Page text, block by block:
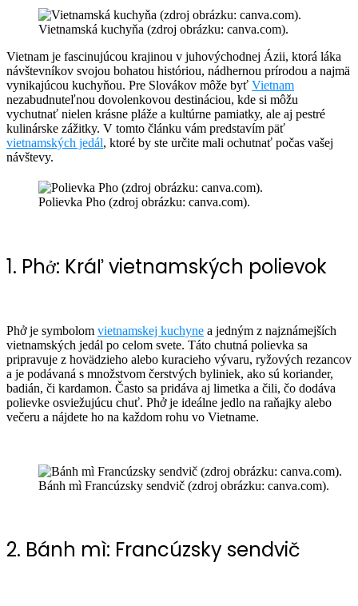
Vietnamská kuchyňa (zdroj obrázku: canva.com).
Vietnam je fascinujúcou krajinou v juhovýchodnej Ázii, ktorá láka
návštevníkov svojou bohatou históriou, nádhernou prírodou a najmä
vynikajúcou kuchyňou. Pre Slovákov môže byť Vietnam
nezabudnuteľnou dovolenkovou destináciou, kde si môžu
vychutnať nielen krásne pláže a kultúrne pamiatky, ale aj pestré
kulinárske zážitky. V tomto článku vám predstavím päť
vietnamských jedál, ktoré by ste určite mali ochutnať počas vašej
návštevy.
Polievka Pho (zdroj obrázku: canva.com).
1. Phở: Kráľ vietnamských polievok
Phở je symbolom vietnamskej kuchyne a jedným z najznámejších
vietnamských jedál po celom svete. Táto chutná polievka sa
pripravuje z hovädzieho alebo kuracieho vývaru, ryžových rezancov
a je podávaná s množstvom čerstvých byliniek, ako sú koriander,
badián, či kardamon. Často sa pridáva aj limetka a čili, čo dodáva
polievke osviežujúcu chuť. Phở je ideálne jedlo na raňajky alebo
večeru a nájdete ho na každom rohu vo Vietname.
Bánh mì Francúzsky sendvič (zdroj obrázku: canva.com).
2. Bánh mì: Francúzsky sendvič